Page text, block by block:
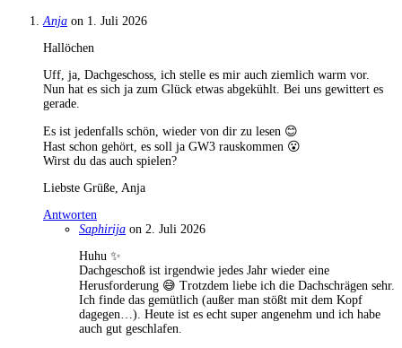
Anja on 1. Juli 2026
Hallöchen
Uff, ja, Dachgeschoss, ich stelle es mir auch ziemlich warm vor.
Nun hat es sich ja zum Glück etwas abgekühlt. Bei uns gewittert es
gerade.
Es ist jedenfalls schön, wieder von dir zu lesen 😊
Hast schon gehört, es soll ja GW3 rauskommen 😮
Wirst du das auch spielen?
Liebste Grüße, Anja
Antworten
Saphirija on 2. Juli 2026
Huhu ✨
Dachgeschoß ist irgendwie jedes Jahr wieder eine
Herusforderung 😅 Trotzdem liebe ich die Dachschrägen sehr.
Ich finde das gemütlich (außer man stößt mit dem Kopf
dagegen…). Heute ist es echt super angenehm und ich habe
auch gut geschlafen.